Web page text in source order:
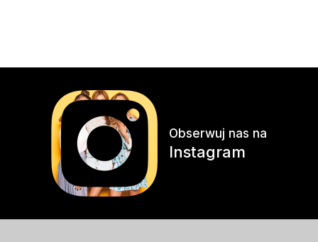
Obserwuj nas na
Instagram